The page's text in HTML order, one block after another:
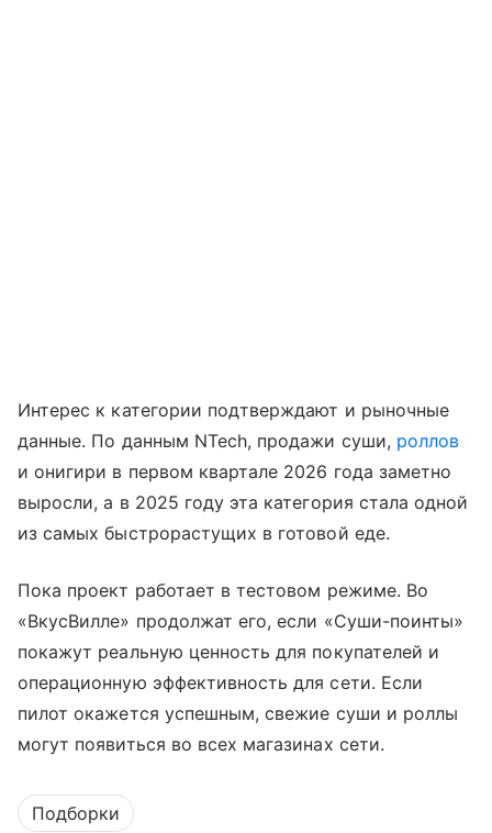
Интерес к категории подтверждают и рыночные
данные. По данным NTech, продажи суши, роллов
и онигири в первом квартале 2026 года заметно
выросли, а в 2025 году эта категория стала одной
из самых быстрорастущих в готовой еде.
Пока проект работает в тестовом режиме. Во
«ВкусВилле» продолжат его, если «Суши-поинты»
покажут реальную ценность для покупателей и
операционную эффективность для сети. Если
пилот окажется успешным, свежие суши и роллы
могут появиться во всех магазинах сети.
Подборки